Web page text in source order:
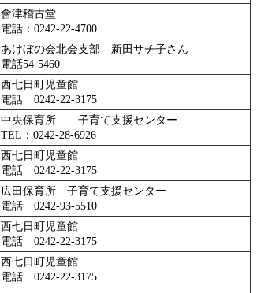
會津稽古堂
電話：0242-22-4700
あけぼの会北会支部 新田サチ子さん
電話54-5460
西七日町児童館
電話 0242-22-3175
中央保育所 子育て支援センター
TEL：0242-28-6926
西七日町児童館
電話 0242-22-3175
広田保育所 子育て支援センター
電話 0242-93-5510
西七日町児童館
電話 0242-22-3175
西七日町児童館
電話 0242-22-3175